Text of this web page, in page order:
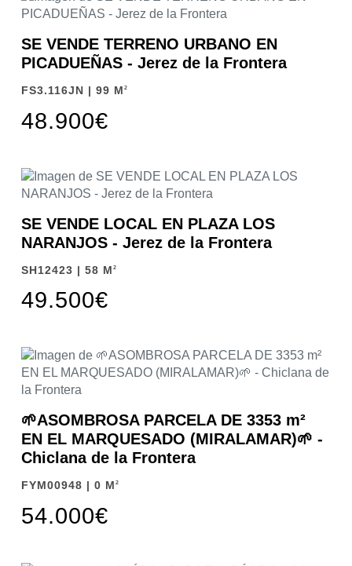
SE VENDE TERRENO URBANO EN
PICADUEÑAS - Jerez de la Frontera
FS3.116JN | 99 M 2
48.900€
SE VENDE LOCAL EN PLAZA LOS
NARANJOS - Jerez de la Frontera
SH12423 | 58 M 2
49.500€
🌱ASOMBROSA PARCELA DE 3353 m²
EN EL MARQUESADO (MIRALAMAR)🌱 -
Chiclana de la Frontera
FYM00948 | 0 M 2
54.000€